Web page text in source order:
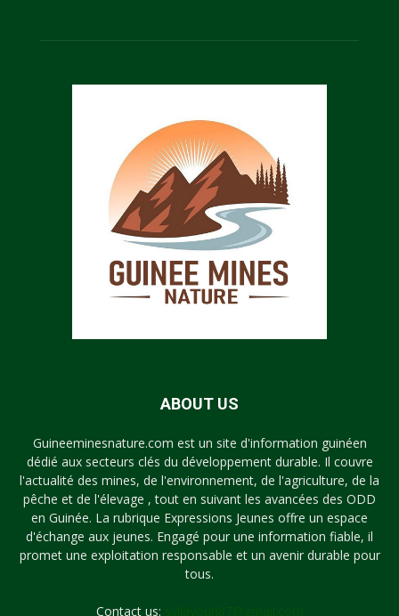
ABOUT US
Guineeminesnature.com est un site d'information guinéen
dédié aux secteurs clés du développement durable. Il couvre
l'actualité des mines, de l'environnement, de l'agriculture, de la
pêche et de l'élevage , tout en suivant les avancées des ODD
en Guinée. La rubrique Expressions Jeunes offre un espace
d'échange aux jeunes. Engagé pour une information fiable, il
promet une exploitation responsable et un avenir durable pour
tous.
Contact us: